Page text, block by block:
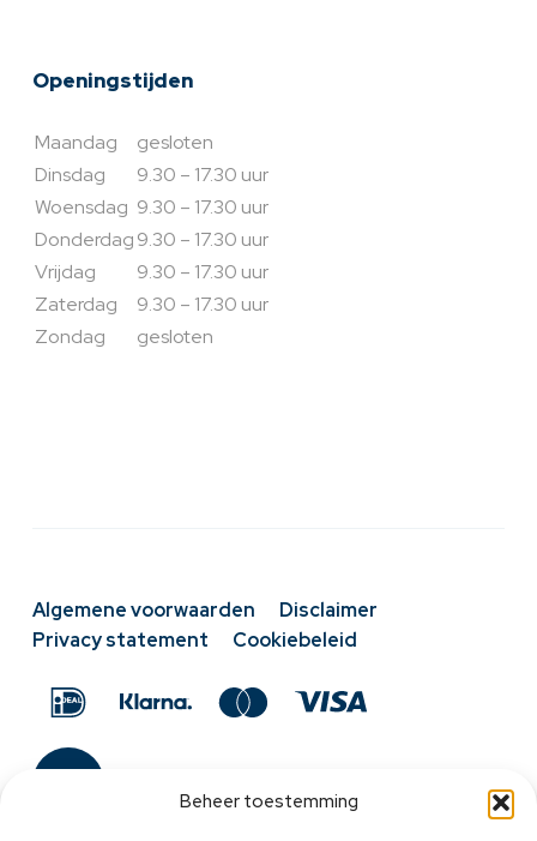
Beheer toestemming
Openingstijden
Maandag
gesloten
Dinsdag
9.30 – 17.30 uur
Woensdag 9.30 – 17.30 uur
Donderdag9.30 – 17.30 uur
Vrijdag
9.30 – 17.30 uur
Zaterdag
9.30 – 17.30 uur
Zondag
gesloten
Algemene voorwaarden
Disclaimer
Privacy statement
Cookiebeleid